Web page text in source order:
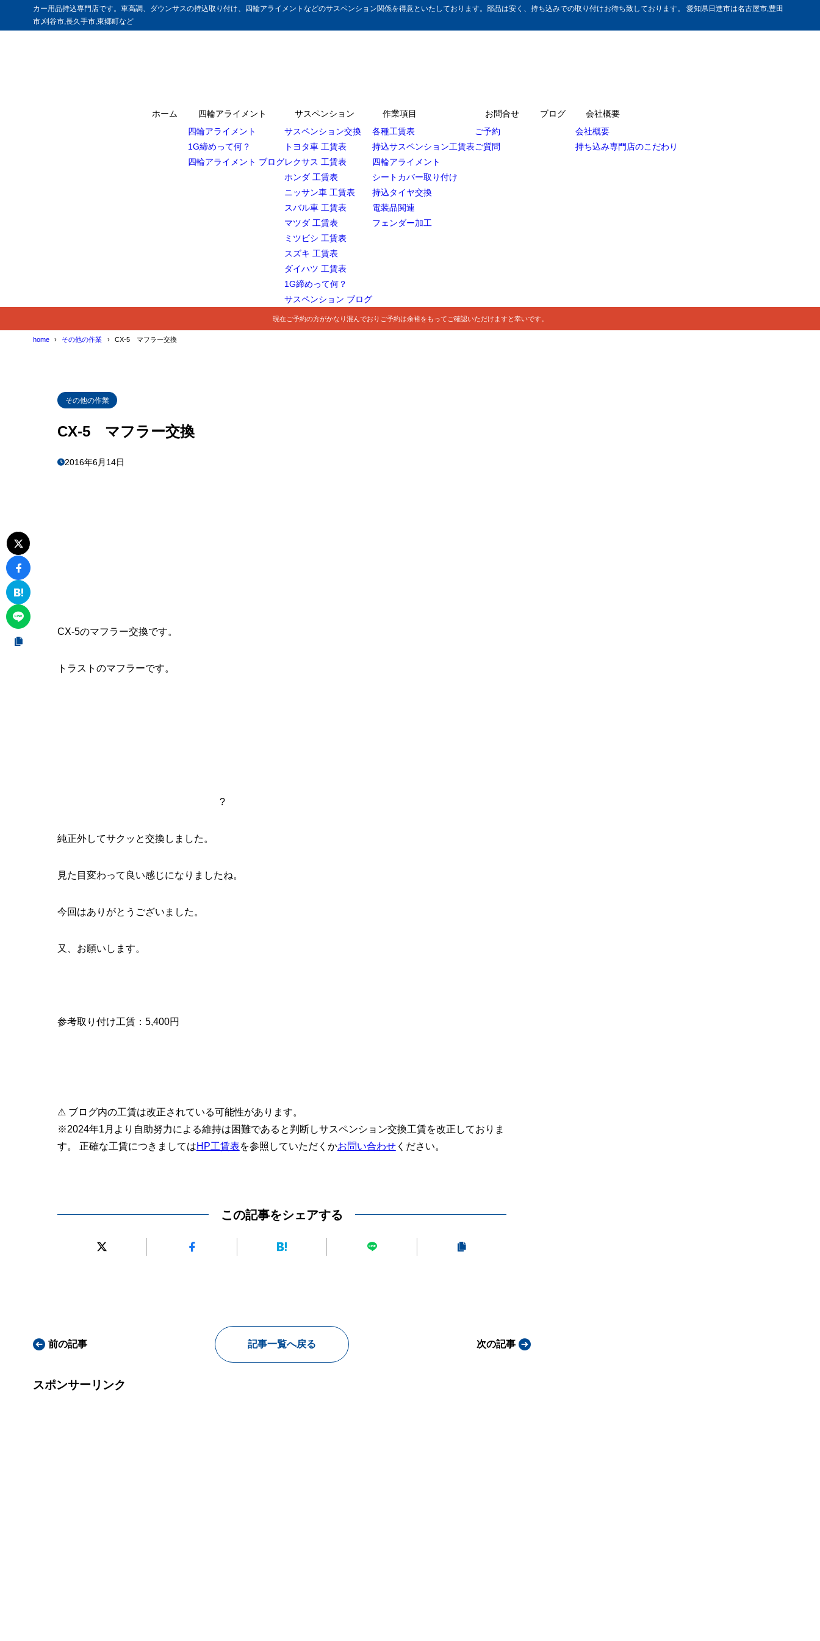
カー用品持込専門店です。車高調、ダウンサスの持込取り付け、四輪アライメントなどのサスペンション関係を得意といたしております。部品は安く、持ち込みでの取り付けお待ち致しております。 愛知県日進市は名古屋市,豊田
市,刈谷市,長久手市,東郷町など
ホーム
四輪アライメント
四輪アライメント
1G締めって何？
四輪アライメント ブログ
サスペンション
サスペンション交換
トヨタ車 工賃表
レクサス 工賃表
ホンダ 工賃表
ニッサン車 工賃表
スバル車 工賃表
マツダ 工賃表
ミツビシ 工賃表
スズキ 工賃表
ダイハツ 工賃表
1G締めって何？
サスペンション ブログ
作業項目
各種工賃表
持込サスペンション工賃表
四輪アライメント
シートカバー取り付け
持込タイヤ交換
電装品関連
フェンダー加工
お問合せ
ご予約
ご質問
ブログ
会社概要
会社概要
持ち込み専門店のこだわり
現在ご予約の方がかなり混んでおりご予約は余裕をもってご確認いただけますと幸いです。
home その他の作業 CX-5 マフラー交換
その他の作業
CX-5 マフラー交換
2016年6月14日
CX-5のマフラー交換です。
トラストのマフラーです。
?
純正外してサクッと交換しました。
見た目変わって良い感じになりましたね。
今回はありがとうございました。
又、お願いします。
参考取り付け工賃：5,400円
⚠ ブログ内の工賃は改正されている可能性があります。
※2024年1月より自助努力による維持は困難であると判断しサスペンション交換工賃を改正しておりま
す。 正確な工賃につきましてはHP工賃表を参照していただくかお問い合わせください。
この記事をシェアする
前の記事 記事一覧へ戻る 次の記事
スポンサーリンク